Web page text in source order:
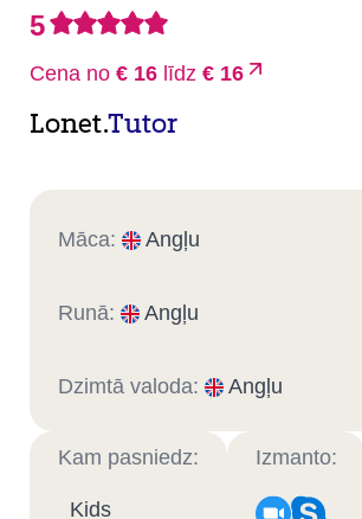
5
Cena no € 16 līdz € 16
Lonet.Tutor
Māca: Angļu
Runā: Angļu
Dzimtā valoda: Angļu
Kam pasniedz:
Kids
Izmanto: